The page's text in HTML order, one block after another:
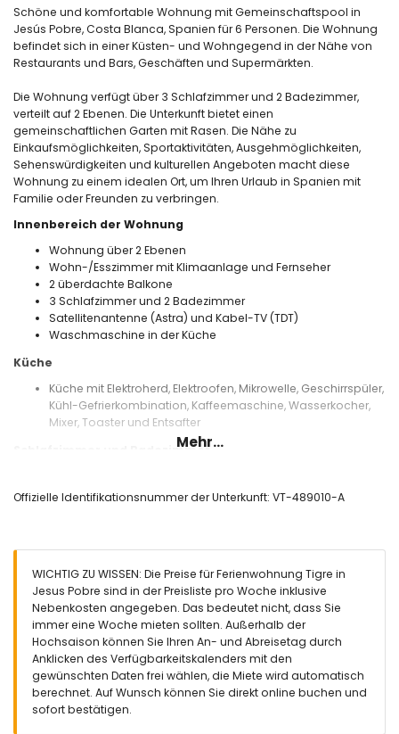
Schöne und komfortable Wohnung mit Gemeinschaftspool in
Jesús Pobre, Costa Blanca, Spanien für 6 Personen. Die Wohnung
befindet sich in einer Küsten- und Wohngegend in der Nähe von
Restaurants und Bars, Geschäften und Supermärkten.
Die Wohnung verfügt über 3 Schlafzimmer und 2 Badezimmer,
verteilt auf 2 Ebenen. Die Unterkunft bietet einen
gemeinschaftlichen Garten mit Rasen. Die Nähe zu
Einkaufsmöglichkeiten, Sportaktivitäten, Ausgehmöglichkeiten,
Sehenswürdigkeiten und kulturellen Angeboten macht diese
Wohnung zu einem idealen Ort, um Ihren Urlaub in Spanien mit
Familie oder Freunden zu verbringen.
Innenbereich der Wohnung
Wohnung über 2 Ebenen
Wohn-/Esszimmer mit Klimaanlage und Fernseher
2 überdachte Balkone
3 Schlafzimmer und 2 Badezimmer
Satellitenantenne (Astra) und Kabel-TV (TDT)
Waschmaschine in der Küche
Küche
Küche mit Elektroherd, Elektroofen, Mikrowelle, Geschirrspüler,
Kühl-Gefrierkombination, Kaffeemaschine, Wasserkocher,
Mixer, Toaster und Entsafter
Schlafzimmer und Badezimmer
cm) und eigenem Badezimmer
Badezimmer mit Einzelwaschbecken,
Badewanne/Duschkombination, Bidet und Toilette
Eigenes Badezimmer mit Einzelwaschbecken, Dusche und
Toilette
Außenbereich der Wohnung
Großes Grundstück
Gemeinschaftspool mit einer Größe von 12 m x 6 m und 2 m
Tiefe
Mehr...
Offizielle Identifikationsnummer der Unterkunft: VT-489010-A
WICHTIG ZU WISSEN: Die Preise für Ferienwohnung Tigre in
Jesus Pobre sind in der Preisliste pro Woche inklusive
Nebenkosten angegeben. Das bedeutet nicht, dass Sie
immer eine Woche mieten sollten. Außerhalb der
Hochsaison können Sie Ihren An- und Abreisetag durch
Anklicken des Verfügbarkeitskalenders mit den
gewünschten Daten frei wählen, die Miete wird automatisch
berechnet. Auf Wunsch können Sie direkt online buchen und
sofort bestätigen.